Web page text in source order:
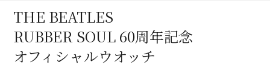
THE BEATLES
RUBBER SOUL 60周年記念
オフィシャルウオッチ